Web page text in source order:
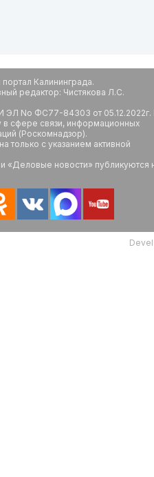
Калининграда.
редактор: Чистякова Л.С.
ЭЛ No ФС77-84303 от
сфере связи, информационных
(Роскомнадзор).
только с указанием активной
«Деловые новости» публикуются